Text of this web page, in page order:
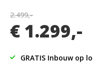
2.499,-
€ 1.299,-
GRATIS Inbouw op